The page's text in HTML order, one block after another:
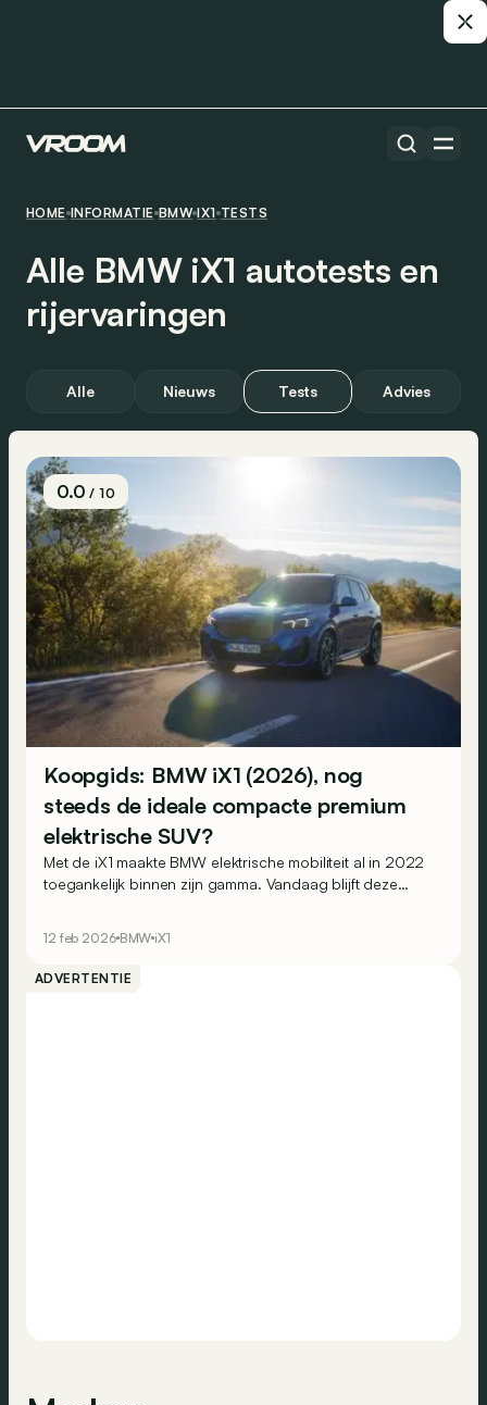
HOME INFORMATIE BMW IX1 TESTS
Alle BMW iX1 autotests en
rijervaringen
Alle Nieuws Tests Advies
0.0/ 10
Koopgids: BMW iX1 (2026), nog
steeds de ideale compacte premium
elektrische SUV?
Met de iX1 maakte BMW elektrische mobiliteit al in 2022
toegankelijk binnen zijn gamma. Vandaag blijft deze
bedrijfswagen rijdt! Wat moet je weten over deze iX1
voor je hem in 2026 bestelt?
12 feb 2026 BMW iX1
ADVERTENTIE